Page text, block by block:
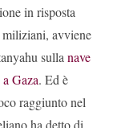
in risposta
miliziani, avviene
sulla nave
Gaza. Ed è
raggiunto nel
ha detto di